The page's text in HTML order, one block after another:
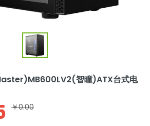
智瞳)ATX台式电
￥0.00